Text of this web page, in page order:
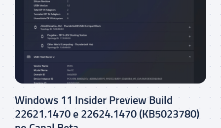
Windows 11 Insider Preview Build
22621.1470 e 22624.1470 (KB5023780)